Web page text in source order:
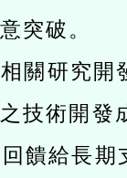
114至
資專業
院中心
會「原
學前教
115年
的N次
大學辦
度第2
大學辦
突破。
關研究開
技術開發
饋給長期